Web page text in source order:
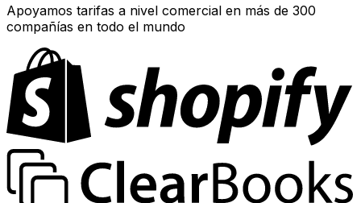
Apoyamos tarifas a nivel comercial en más de 300
compañías en todo el mundo